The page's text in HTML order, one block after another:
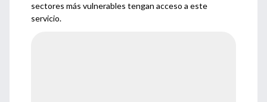
sectores más vulnerables tengan acceso a este
servicio.